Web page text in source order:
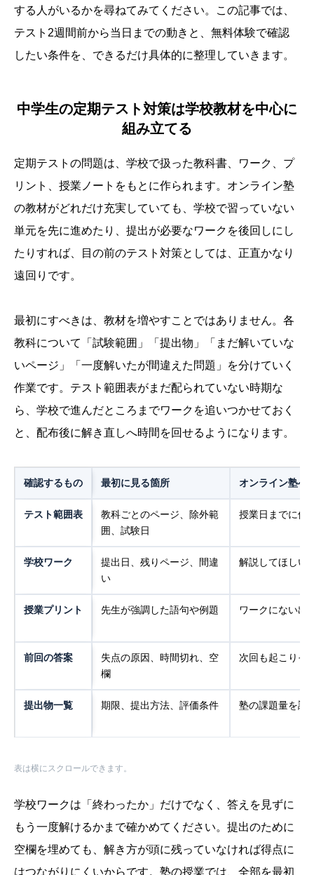
する人がいるかを尋ねてみてください。この記事では、
テスト2週間前から当日までの動きと、無料体験で確認
したい条件を、できるだけ具体的に整理していきます。
中学生の定期テスト対策は学校教材を中心に
組み立てる
定期テストの問題は、学校で扱った教科書、ワーク、プ
リント、授業ノートをもとに作られます。オンライン塾
の教材がどれだけ充実していても、学校で習っていない
単元を先に進めたり、提出が必要なワークを後回しにし
たりすれば、目の前のテスト対策としては、正直かなり
遠回りです。
最初にすべきは、教材を増やすことではありません。各
教科について「試験範囲」「提出物」「まだ解いていな
いページ」「一度解いたが間違えた問題」を分けていく
作業です。テスト範囲表がまだ配られていない時期な
ら、学校で進んだところまでワークを追いつかせておく
と、配布後に解き直しへ時間を回せるようになります。
確認するもの 最初に見る箇所 オンライン塾へ
テスト範囲表
教科ごとのページ、除外範
囲、試験日
授業日までに優
学校ワーク
提出日、残りページ、間違
い
解説してほしい
授業プリント 先生が強調した語句や例題 ワークにない出
前回の答案
失点の原因、時間切れ、空
欄
次回も起こりそ
提出物一覧 期限、提出方法、評価条件 塾の課題量を調
表は横にスクロールできます。
学校ワークは「終わったか」だけでなく、答えを見ずに
もう一度解けるかまで確かめてください。提出のために
空欄を埋めても、解き方が頭に残っていなければ得点に
はつながりにくいからです。塾の授業では、全部を最初